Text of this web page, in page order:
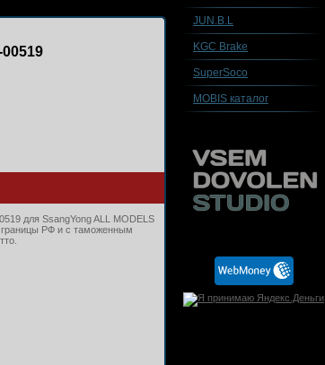
для SsangYong ALL MODELS
границы РФ и с таможенным
JUN.B.L
KGC Brake
SuperSoco
MOBIS каталог